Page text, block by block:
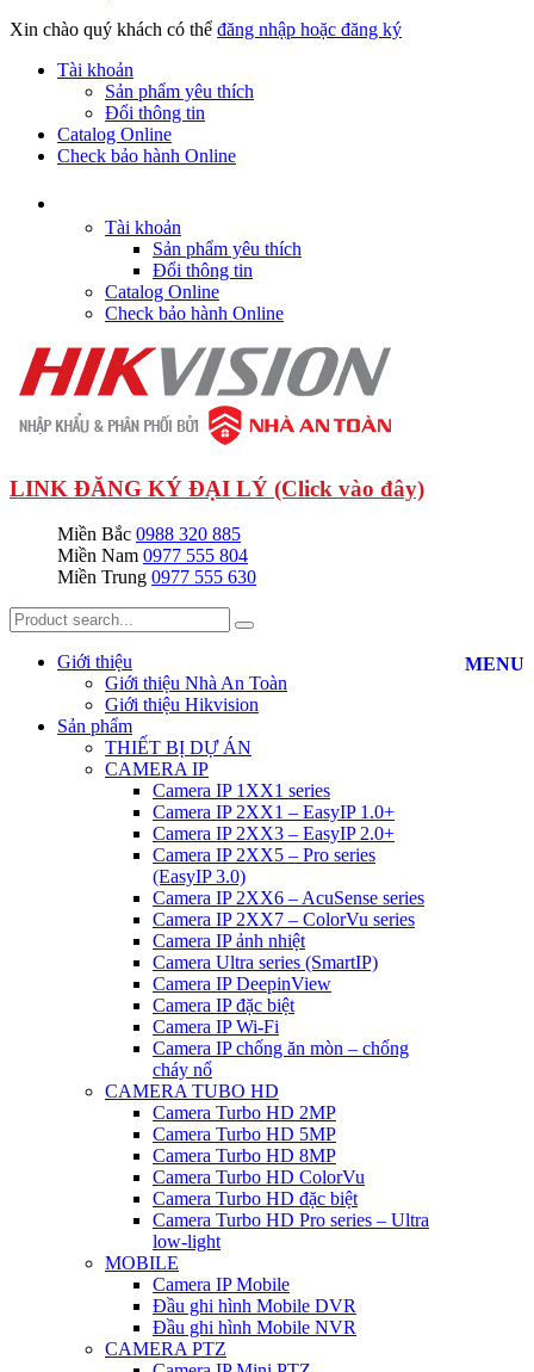
Xin chào quý khách có thể đăng nhập hoặc đăng ký
Tài khoản
Sản phẩm yêu thích
Đổi thông tin
Catalog Online
Check bảo hành Online
Tài khoản
Sản phẩm yêu thích
Đổi thông tin
Catalog Online
Check bảo hành Online
LINK ĐĂNG KÝ ĐẠI LÝ (Click vào đây)
Miền Bắc 0988 320 885
Miền Nam 0977 555 804
Miền Trung 0977 555 630
MENU
Giới thiệu
Giới thiệu Nhà An Toàn
Giới thiệu Hikvision
Sản phẩm
THIẾT BỊ DỰ ÁN
CAMERA IP
Camera IP 1XX1 series
Camera IP 2XX1 – EasyIP 1.0+
Camera IP 2XX3 – EasyIP 2.0+
Camera IP 2XX5 – Pro series
(EasyIP 3.0)
Camera IP 2XX6 – AcuSense series
Camera IP 2XX7 – ColorVu series
Camera IP ảnh nhiệt
Camera Ultra series (SmartIP)
Camera IP DeepinView
Camera IP đặc biệt
Camera IP Wi-Fi
Camera IP chống ăn mòn – chống
cháy nổ
CAMERA TUBO HD
Camera Turbo HD 2MP
Camera Turbo HD 5MP
Camera Turbo HD 8MP
Camera Turbo HD ColorVu
Camera Turbo HD đặc biệt
Camera Turbo HD Pro series – Ultra
low-light
MOBILE
Camera IP Mobile
Đầu ghi hình Mobile DVR
Đầu ghi hình Mobile NVR
CAMERA PTZ